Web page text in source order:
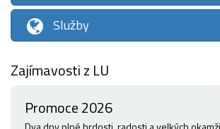
Služby
Zajímavosti z LU
Promoce 2026